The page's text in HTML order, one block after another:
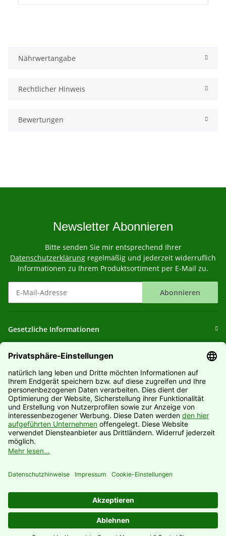
Nährwertangabe
Rechtlicher Hinweis
Bewertungen
Newsletter Abonnieren
Bitte senden Sie mir entsprechend Ihrer
Datenschutzerklärung regelmäßig und jederzeit widerruflich
Informationen zu Ihrem Produktsortiment per E-Mail zu.
Abonnieren
Gesetzliche Informationen
Informationen
Hersteller
* Alle Preise inkl. gesetzlicher USt., zzgl.Versand
© Natürlich lang leben UG (haftungsbeschränkt)